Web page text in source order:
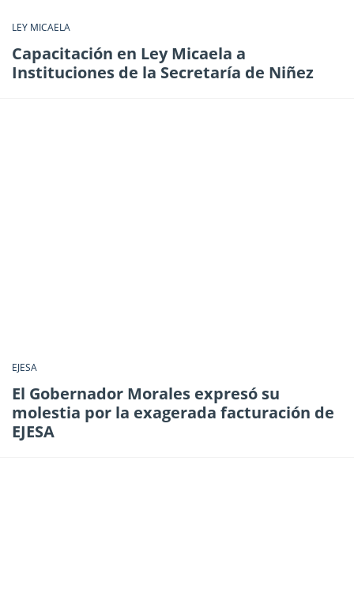
LEY MICAELA
Capacitación en Ley Micaela a
Instituciones de la Secretaría de Niñez
EJESA
El Gobernador Morales expresó su
molestia por la exagerada facturación de
EJESA